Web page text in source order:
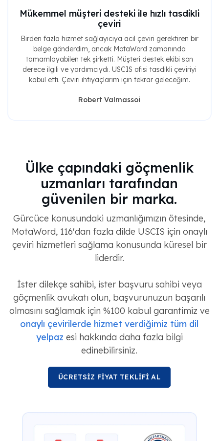
Mükemmel müşteri desteki ile hızlı tasdikli
çeviri
Birden fazla hizmet sağlayıcıya acil çeviri gerektiren bir
belge gönderdim, ancak MotaWord zamanında
tamamlayabilen tek şirketti. Müşteri destek ekibi son
derece ilgili ve yardımcıydı. USCIS ofisi tasdikli çeviriyi
kabul etti. Çeviri ihtiyaçlarım için tekrar geleceğim.
Robert Valmassoi
Ülke çapındaki göçmenlik
uzmanları tarafından
güvenilen bir marka.
Gürcüce konusundaki uzmanlığımızın ötesinde,
MotaWord, 116'dan fazla dilde USCIS için onaylı
çeviri hizmetleri sağlama konusunda küresel bir
liderdir.
İster dilekçe sahibi, ister başvuru sahibi veya
göçmenlik avukatı olun, başvurunuzun başarılı
olmasını sağlamak için %100 kabul garantimiz ve
onaylı çevirilerde hizmet verdiğimiz tüm dil
yelpaz esi hakkında daha fazla bilgi
edinebilirsiniz.
ÜCRETSİZ FİYAT TEKLİFİ AL